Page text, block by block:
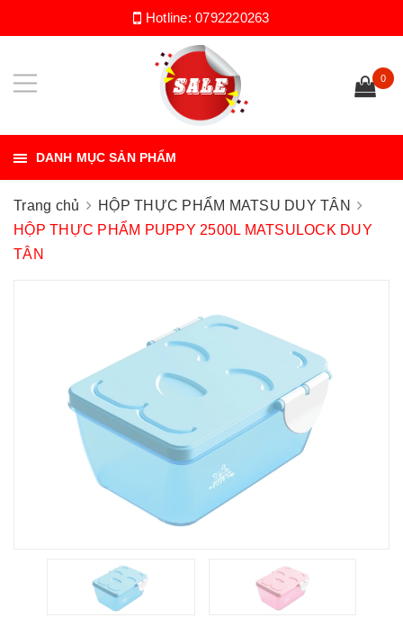
Hotline:0792220263
0
DANH MỤC SẢN PHẨM
Trang chủ
HỘP THỰC PHẨM MATSU DUY TÂN
HỘP THỰC PHẨM PUPPY 2500L MATSULOCK DUY
TÂN